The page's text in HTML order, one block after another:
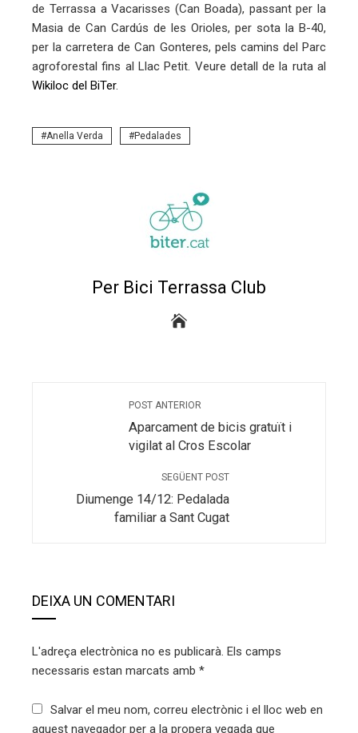
de Terrassa a Vacarisses (Can Boada), passant per la
Masia de Can Cardús de les Orioles, per sota la B-40,
per la carretera de Can Gonteres, pels camins del Parc
agroforestal fins al Llac Petit. Veure detall de la ruta al
Wikiloc del BiTer.
Anella Verda Pedalades
Per Bici Terrassa Club
POST ANTERIOR
Aparcament de bicis gratuït i
vigilat al Cros Escolar
SEGÜENT POST
Diumenge 14/12: Pedalada
familiar a Sant Cugat
DEIXA UN COMENTARI
L'adreça electrònica no es publicarà. Els camps
necessaris estan marcats amb *
Salvar el meu nom, correu electrònic i el lloc web en
aquest navegador per a la propera vegada que